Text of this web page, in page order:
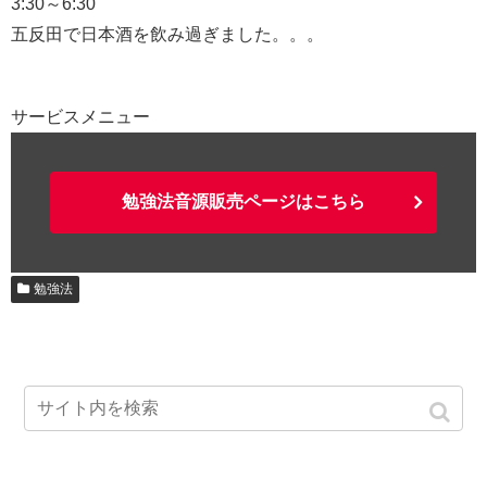
五反田で日本酒を飲み過ぎました。。。
サービスメニュー
勉強法音源販売ページはこちら
勉強法